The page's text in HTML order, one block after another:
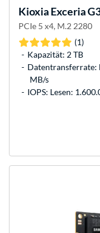
KioxiaExceria
PCIe 5 x4, M.2 2280
(1)
Kapazität: 2 TB
Datentransferrate:
MB/s
IOPS: Lesen: